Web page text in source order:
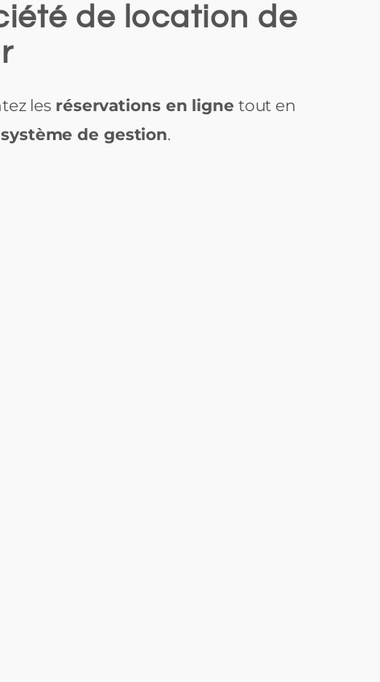
de location de
les réservations en ligne tout en
système de gestion.